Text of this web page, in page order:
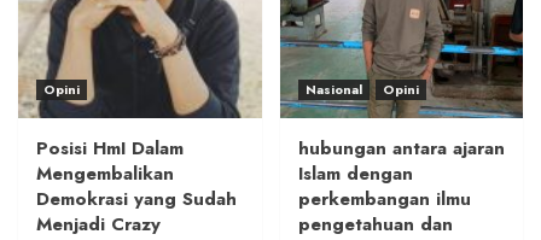
Opini
Posisi HmI Dalam
Mengembalikan
Demokrasi yang Sudah
Menjadi Crazy
Nasional Opini
hubungan antara ajaran
Islam dengan
perkembangan ilmu
pengetahuan dan